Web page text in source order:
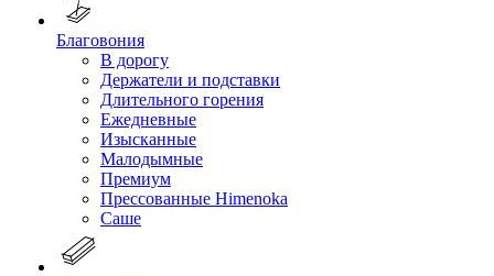
Благовония
В дорогу
Держатели и подставки
Длительного горения
Ежедневные
Изысканные
Малодымные
Премиум
Прессованные Himenoka
Саше